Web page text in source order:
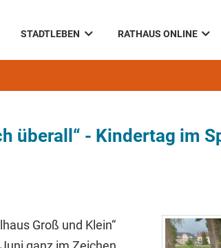
STADTLEBEN RATHAUS ONLINE
überall“ - Kindertag im
Groß und Klein“